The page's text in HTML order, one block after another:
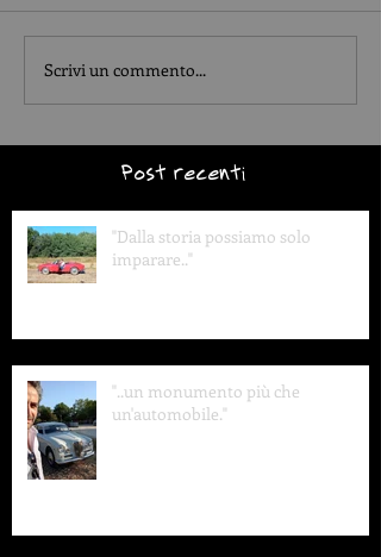
Scrivi un commento...
Post recenti
"Dalla storia possiamo solo
imparare.."
"..un monumento più che
un'automobile."